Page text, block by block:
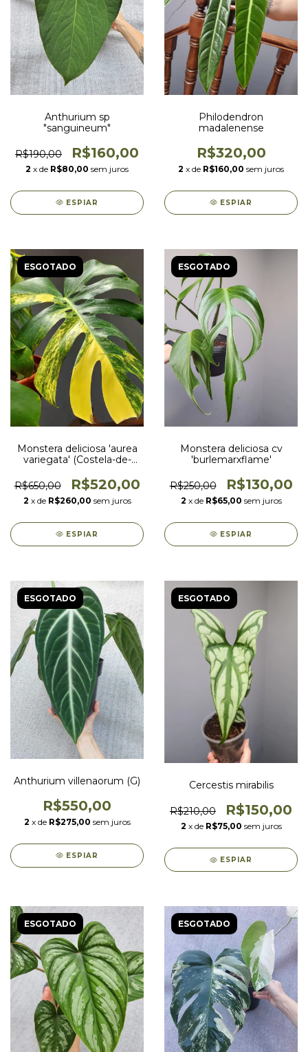
Anthurium sp
"sanguineum"
R$190,00 R$160,00
2 x de R$80,00 sem juros
ESPIAR
Philodendron
madalenense
R$320,00
2 x de R$160,00 sem juros
ESPIAR
ESGOTADO
Monstera deliciosa 'aurea
variegata' (Costela-de-
R$650,00
R$520,00
2 x de R$260,00 sem juros
ESPIAR
ESGOTADO
Monstera deliciosa cv
'burlemarxflame'
R$250,00 R$130,00
2 x de R$65,00 sem juros
ESPIAR
ESGOTADO
Anthurium villenaorum (G)
R$550,00
2 x de R$275,00 sem juros
ESPIAR
ESGOTADO
Cercestis mirabilis
R$210,00 R$150,00
2 x de R$75,00 sem juros
ESPIAR
ESGOTADO ESGOTADO